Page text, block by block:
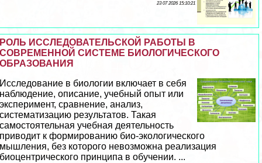
23 07 2026 15:10:21
РОЛЬ ИССЛЕДОВАТЕЛЬСКОЙ РАБОТЫ В
СОВРЕМЕННОЙ СИСТЕМЕ БИОЛОГИЧЕСКОГО
ОБРАЗОВАНИЯ
Исследование в биологии включает в себя
наблюдение, описание, учебный опыт или
эксперимент, сравнение, анализ,
систематизацию результатов. Такая
самостоятельная учебная деятельность
приводит к формированию био-экологического
мышления, без которого невозможна реализация
биоцентрического принципа в обучении. ...